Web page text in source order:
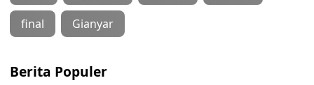
final Gianyar
Berita Populer